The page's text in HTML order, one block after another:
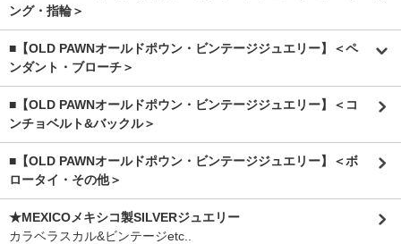
ング・指輪＞
■【OLD PAWNオールドポウン・ビンテージジュエリー】＜ペ
ンダント・ブローチ＞
■【OLD PAWNオールドポウン・ビンテージジュエリー】＜コ
ンチョベルト&バックル＞
■【OLD PAWNオールドポウン・ビンテージジュエリー】＜ボ
ロータイ・その他＞
★MEXICOメキシコ製SILVERジュエリー
カラベラスカル&ビンテージetc..